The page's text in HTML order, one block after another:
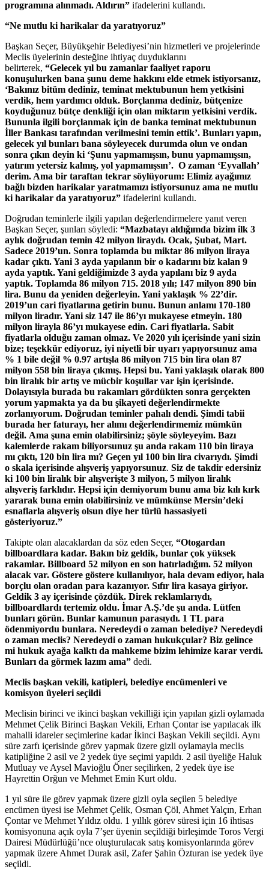
programına alınmadı. Aldırın” ifadelerini kullandı.
“Ne mutlu ki harikalar da yaratıyoruz”
Başkan Seçer, Büyükşehir Belediyesi’nin hizmetleri ve projelerinde
Meclis üyelerinin desteğine ihtiyaç duyduklarını
belirterek, “Gelecek yıl bu zamanlar faaliyet raporu
konuşulurken bana şunu deme hakkını elde etmek istiyorsanız,
‘Bakınız bitüm dediniz, teminat mektubunun hem yetkisini
verdik, hem yardımcı olduk. Borçlanma dediniz, bütçenize
koyduğunuz bütçe denkliği için olan miktarın yetkisini verdik.
Bununla ilgili borçlanmak için de banka teminat mektubunun
İller Bankası tarafından verilmesini temin ettik’. Bunları yapın,
gelecek yıl bunları bana söyleyecek durumda olun ve ondan
sonra çıkın deyin ki ‘Şunu yapmamışsın, bunu yapmamışsın,
yatırım yetersiz kalmış, yol yapmamışsın’. O zaman ‘Eyvallah’
derim. Ama bir taraftan tekrar söylüyorum: Elimiz ayağımız
bağlı bizden harikalar yaratmamızı istiyorsunuz ama ne mutlu
ki harikalar da yaratıyoruz” ifadelerini kullandı.
Doğrudan teminlerle ilgili yapılan değerlendirmelere yanıt veren
Başkan Seçer, şunları söyledi: “Mazbatayı aldığımda bizim ilk 3
aylık doğrudan temin 42 milyon liraydı. Ocak, Şubat, Mart.
Sadece 2019’un. Sonra toplamda bu miktar 86 milyon liraya
kadar çıktı. Yani 3 ayda yapılanın bir o kadarını biz kalan 9
ayda yaptık. Yani geldiğimizde 3 ayda yapılanı biz 9 ayda
yaptık. Toplamda 86 milyon 715. 2018 yılı; 147 milyon 890 bin
lira. Bunu da yeniden değerleyin. Yani yaklaşık % 22’dir.
2019’un cari fiyatlarına getirin bunu. Bunun anlamı 170-180
milyon liradır. Yani siz 147 ile 86’yı mukayese etmeyin. 180
milyon lirayla 86’yı mukayese edin. Cari fiyatlarla. Sabit
fiyatlarla olduğu zaman olmaz. Ve 2020 yılı içerisinde yani sizin
bize; teşekkür ediyoruz, iyi niyetli bir uyarı yapıyorsunuz ama
% 1 bile değil % 0.97 artışla 86 milyon 715 bin lira olan 87
milyon 558 bin liraya çıkmış. Hepsi bu. Yani yaklaşık olarak 800
bin liralık bir artış ve mücbir koşullar var işin içerisinde.
Dolayısıyla burada bu rakamları gördükten sonra gerçekten
yorum yapmakta ya da bu şikayeti değerlendirmekte
zorlanıyorum. Doğrudan teminler pahalı dendi. Şimdi tabii
burada her faturayı, her alımı değerlendirmemiz mümkün
değil. Ama şuna emin olabilirsiniz; şöyle söyleyeyim. Bazı
kalemlerde rakam biliyorsunuz şu anda rakam 110 bin liraya
mı çıktı, 120 bin lira mı? Geçen yıl 100 bin lira civarıydı. Şimdi
o skala içerisinde alışveriş yapıyorsunuz. Siz de takdir edersiniz
ki 100 bin liralık bir alışverişte 3 milyon, 5 milyon liralık
alışveriş farklıdır. Hepsi için demiyorum bunu ama biz kılı kırk
yararak buna emin olabilirsiniz ve mümkünse Mersin’deki
esnaflarla alışveriş olsun diye her türlü hassasiyeti
gösteriyoruz.”
Takipte olan alacaklardan da söz eden Seçer, “Otogardan
billboardlara kadar. Bakın biz geldik, bunlar çok yüksek
rakamlar. Billboard 52 milyon en son hatırladığım. 52 milyon
alacak var. Göstere göstere kullanılıyor, hala devam ediyor, hala
borçlu olan oradan para kazanıyor. Sıfır lira kasaya giriyor.
Geldik 3 ay içerisinde çözdük. Direk reklamlarıydı,
billboardlardı tertemiz oldu. İmar A.Ş.’de şu anda. Lütfen
bunları görün. Bunlar kamunun parasıydı. 1 TL para
ödenmiyordu bunlara. Neredeydi o zaman belediye? Neredeydi
o zaman meclis? Neredeydi o zaman hukukçular? Biz gelince
mi hukuk ayağa kalktı da mahkeme bizim lehimize karar verdi.
Bunları da görmek lazım ama” dedi.
Meclis başkan vekili, katipleri, belediye encümenleri ve
komisyon üyeleri seçildi
Meclisin birinci ve ikinci başkan vekilliği için yapılan gizli oylamada
Mehmet Çelik Birinci Başkan Vekili, Erhan Çontar ise yapılacak ilk
mahalli idareler seçimlerine kadar İkinci Başkan Vekili seçildi. Aynı
süre zarfı içerisinde görev yapmak üzere gizli oylamayla meclis
katipliğine 2 asil ve 2 yedek üye seçimi yapıldı. 2 asil üyeliğe Haluk
Mutluay ve Aysel Mavioğlu Öner seçilirken, 2 yedek üye ise
Hayrettin Orğun ve Mehmet Emin Kurt oldu.
1 yıl süre ile görev yapmak üzere gizli oyla seçilen 5 belediye
encümen üyesi ise Mehmet Çelik, Osman Çöl, Ahmet Yalçın, Erhan
Çontar ve Mehmet Yıldız oldu. 1 yıllık görev süresi için 16 ihtisas
komisyonuna açık oyla 7’şer üyenin seçildiği birleşimde Toros Vergi
Dairesi Müdürlüğü’nce oluşturulacak satış komisyonlarında görev
yapmak üzere Ahmet Durak asil, Zafer Şahin Özturan ise yedek üye
seçildi.